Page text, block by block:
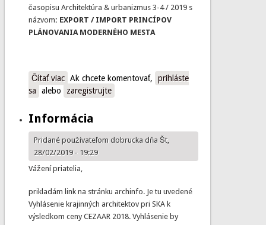
časopisu Architektúra & urbanizmus 3-4 / 2019 s
názvom: EXPORT / IMPORT PRINCÍPOV
PLÁNOVANIA MODERNÉHO MESTA
Čítať viaco A&U – CALL for contributions
Ak chcete komentovať,
prihláste
sa
alebo zaregistrujte
Informácia
Pridané používateľom dobruckadňa Št,
28/02/2019 - 19:29
Vážení priatelia,
prikladám link na stránku archinfo. Je tu uvedené
Vyhlásenie krajinných architektov pri SKA k
výsledkom ceny CEZAAR 2018. Vyhlásenie by